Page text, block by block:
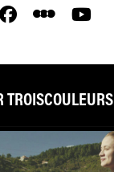
TROISCOULEURS